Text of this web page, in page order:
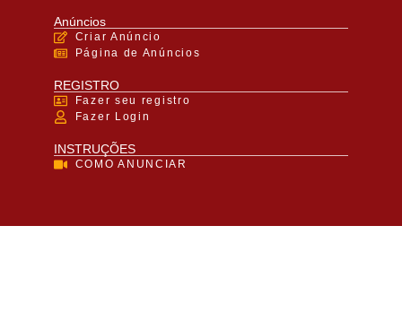
Anúncios
Criar Anúncio
Página de Anúncios
REGISTRO
Fazer seu registro
Fazer Login
INSTRUÇÕES
COMO ANUNCIAR